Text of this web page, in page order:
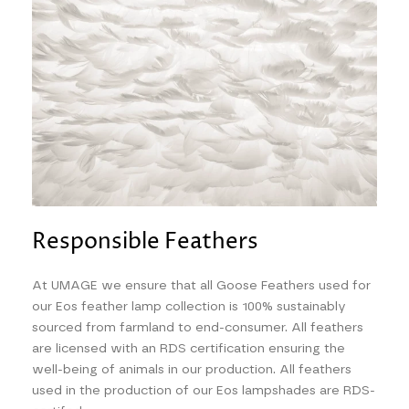
Responsible Feathers
At UMAGE we ensure that all Goose Feathers used for
our Eos feather lamp collection is 100% sustainably
sourced from farmland to end-consumer. All feathers
are licensed with an RDS certification ensuring the
well-being of animals in our production. All feathers
used in the production of our Eos lampshades are RDS-